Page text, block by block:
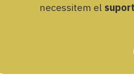
necessitem el suport